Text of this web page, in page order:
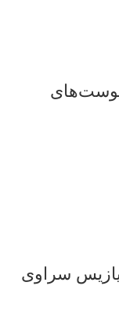
سراوی